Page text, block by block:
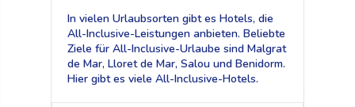
In vielen Urlaubsorten gibt es Hotels, die
All-Inclusive-Leistungen anbieten. Beliebte
Ziele für All-Inclusive-Urlaube sind Malgrat
de Mar, Lloret de Mar, Salou und Benidorm.
Hier gibt es viele All-Inclusive-Hotels.